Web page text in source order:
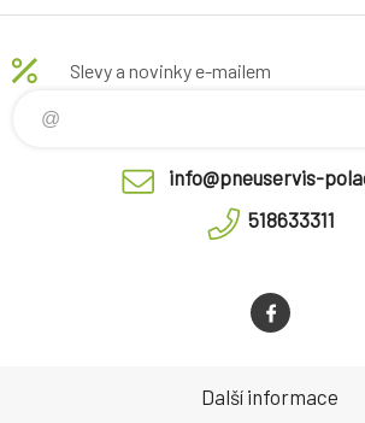
Slevy a novinky e-mailem
info@pneuservis-
518633311
Další informace